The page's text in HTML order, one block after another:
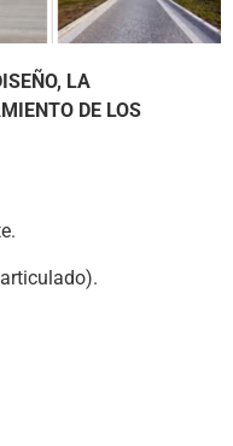
LA
DE LOS